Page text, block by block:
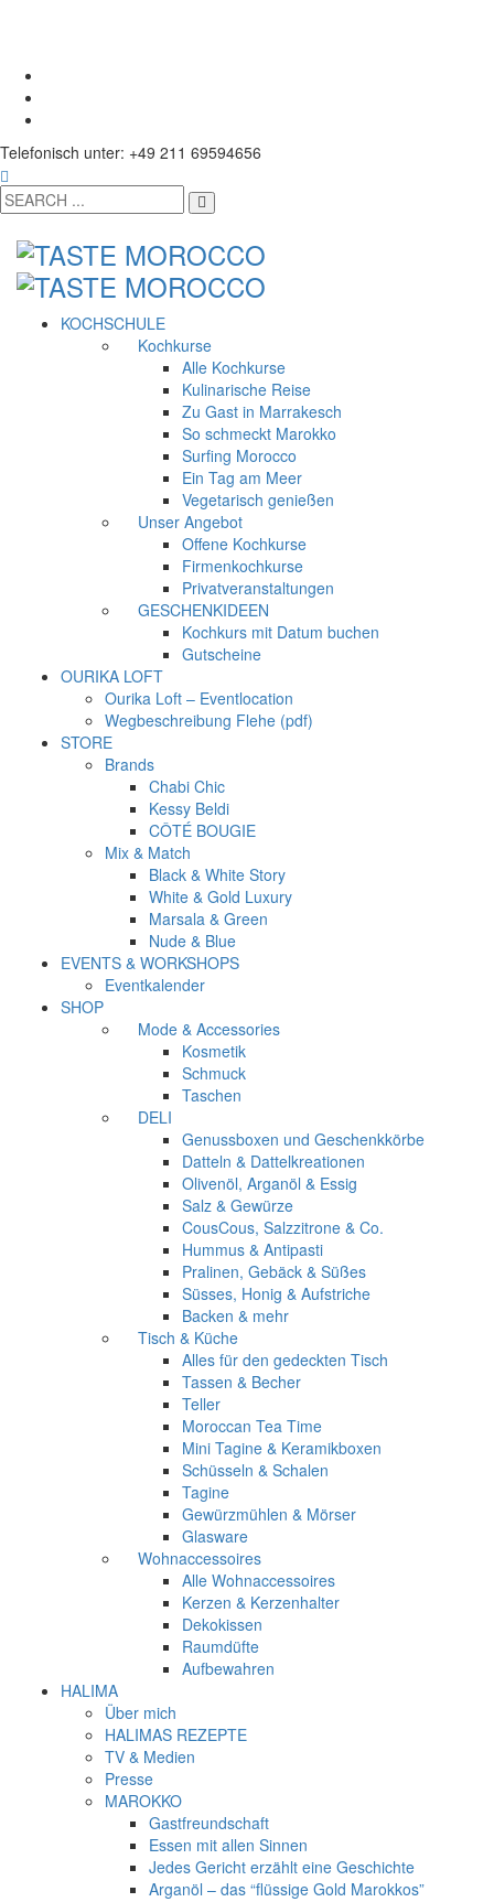
Telefonisch unter: +49 211 69594656
KOCHSCHULE
Kochkurse
Alle Kochkurse
Kulinarische Reise
Zu Gast in Marrakesch
So schmeckt Marokko
Surfing Morocco
Ein Tag am Meer
Vegetarisch genießen
Unser Angebot
Offene Kochkurse
Firmenkochkurse
Privatveranstaltungen
GESCHENKIDEEN
Kochkurs mit Datum buchen
Gutscheine
OURIKA LOFT
Ourika Loft – Eventlocation
Wegbeschreibung Flehe (pdf)
STORE
Brands
Chabi Chic
Kessy Beldi
CÔTÉ BOUGIE
Mix & Match
Black & White Story
White & Gold Luxury
Marsala & Green
Nude & Blue
EVENTS & WORKSHOPS
Eventkalender
SHOP
Mode & Accessories
Kosmetik
Schmuck
Taschen
DELI
Genussboxen und Geschenkkörbe
Datteln & Dattelkreationen
Olivenöl, Arganöl & Essig
Salz & Gewürze
CousCous, Salzzitrone & Co.
Hummus & Antipasti
Pralinen, Gebäck & Süßes
Süsses, Honig & Aufstriche
Backen & mehr
Tisch & Küche
Alles für den gedeckten Tisch
Tassen & Becher
Teller
Moroccan Tea Time
Mini Tagine & Keramikboxen
Schüsseln & Schalen
Tagine
Gewürzmühlen & Mörser
Glasware
Wohnaccessoires
Alle Wohnaccessoires
Kerzen & Kerzenhalter
Dekokissen
Raumdüfte
Aufbewahren
HALIMA
Über mich
HALIMAS REZEPTE
TV & Medien
Presse
MAROKKO
Gastfreundschaft
Essen mit allen Sinnen
Jedes Gericht erzählt eine Geschichte
Arganöl – das “flüssige Gold Marokkos”